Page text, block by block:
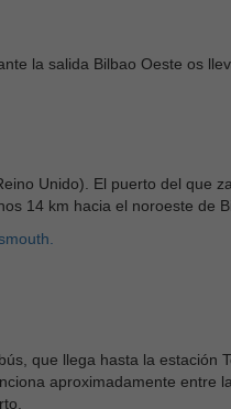
la salida Bilbao Oeste os
Unido). El puerto del que
14 km hacia el noroeste de
que llega hasta la estación
aproximadamente entre